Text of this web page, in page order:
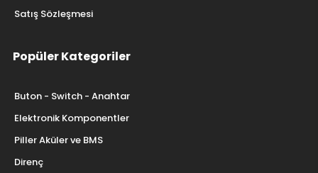
Satış Sözleşmesi
Popüler Kategoriler
Buton - Switch - Anahtar
Elektronik Komponentler
Piller Aküler ve BMS
Direnç